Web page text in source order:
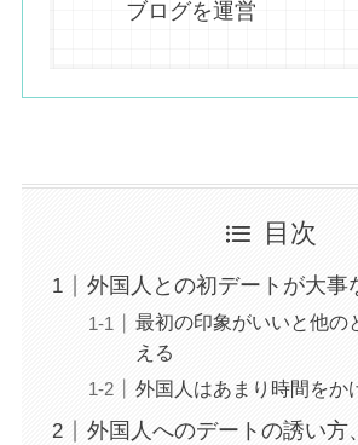
ブログを運営
目次
外国人との初デートが大事
最初の印象がいいと他の
える
外国人はあまり時間をか
外国人へのデートの誘い方